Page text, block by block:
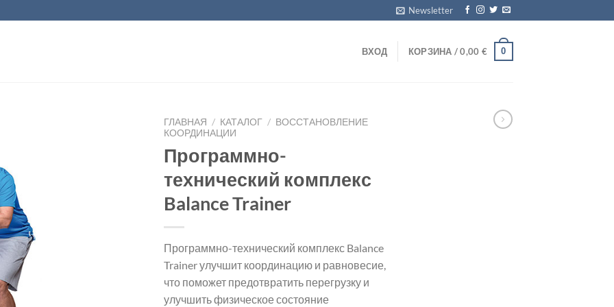
Newsletter
ВХОД КОРЗИНА /0,00 € 0
ГЛАВНАЯ / КАТАЛОГ / ВОССТАНОВЛЕНИЕ
КООРДИНАЦИИ
Программно-
технический комплекс
Balance Trainer
Программно-технический комплекс Balance
Trainer улучшит координацию и равновесие,
что поможет предотвратить перегрузку и
улучшить физическое состояние